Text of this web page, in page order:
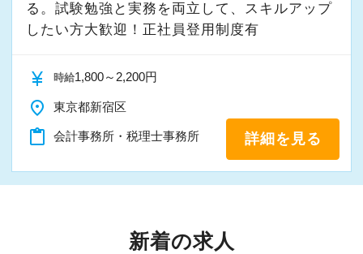
る。試験勉強と実務を両立して、スキルアップ
したい方大歓迎！正社員登用制度有
currency_yen 時給1,800～2,200円
place 東京都新宿区
content_paste 会計事務所・税理士事務所 詳細を見る
新着の求人